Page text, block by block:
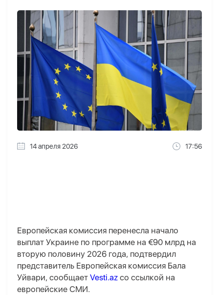
14 апреля 2026 17:56
Европейская комиссия перенесла начало
выплат Украине по программе на €90 млрд на
вторую половину 2026 года, подтвердил
представитель Европейская комиссия Бала
Уйвари, сообщает Vesti.az со ссылкой на
европейские СМИ.